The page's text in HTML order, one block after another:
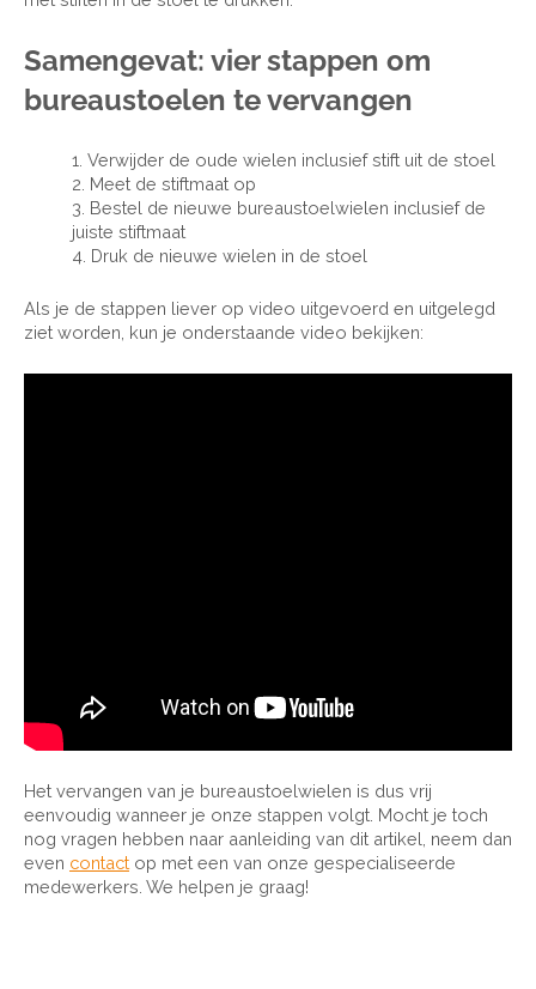
Samengevat: vier stappen om
bureaustoelen te vervangen
1. Verwijder de oude wielen inclusief stift uit de stoel
2. Meet de stiftmaat op
3. Bestel de nieuwe bureaustoelwielen inclusief de
juiste stiftmaat
4. Druk de nieuwe wielen in de stoel
Als je de stappen liever op video uitgevoerd en uitgelegd
ziet worden, kun je onderstaande video bekijken:
Het vervangen van je bureaustoelwielen is dus vrij
eenvoudig wanneer je onze stappen volgt. Mocht je toch
nog vragen hebben naar aanleiding van dit artikel, neem dan
even contact op met een van onze gespecialiseerde
medewerkers. We helpen je graag!